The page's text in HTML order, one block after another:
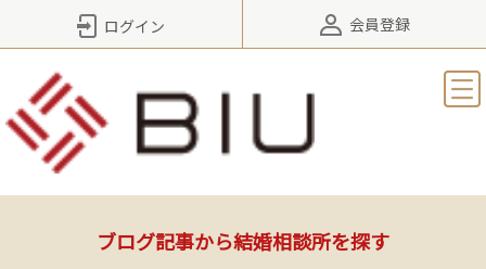
ログイン 会員登録
ブログ記事から結婚相談所を探す